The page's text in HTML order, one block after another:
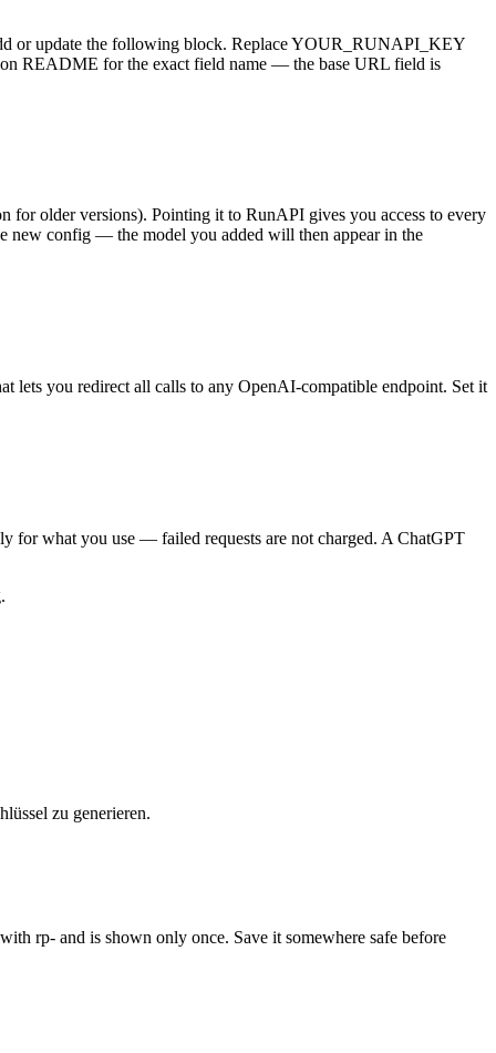
or update the following block. Replace YOUR_RUNAPI_KEY
README for the exact field name — the base URL field is
for older versions). Pointing it to RunAPI gives you access to every
new config — the model you added will then appear in the
lets you redirect all calls to any OpenAI-compatible endpoint. Set it
for what you use — failed requests are not charged. A ChatGPT
zu generieren.
rp- and is shown only once. Save it somewhere safe before